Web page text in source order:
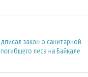
закон о санитарной
леса на Байкале